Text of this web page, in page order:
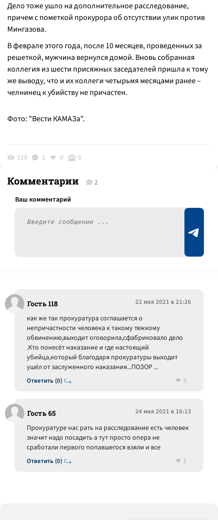
Дело тоже ушло на дополнительное расследование,
причем с пометкой прокурора об отсутствии улик против
Мингазова.
В феврале этого года, после 10 месяцев, проведенных за
решеткой, мужчина вернулся домой. Вновь собранная
коллегия из шести присяжных заседателей пришла к тому
же выводу, что и их коллеги четырьмя месяцами ранее –
челнинец к убийству не причастен.
Фото: "Вести КАМАЗа".
519 2 0 0
Комментарии 2
Гость 118 22 мая 2021 в 21:26
Ответить (0)
как же так прокуратура соглашается о
непричастности человека к такому тяжкому
обвинению,выходит оговорила,сфабриковало дело
.Кто понесёт наказание и где настоящий
убийца,который благодаря прокуратуры выходит
ушёл от заслуженного наказания...ПОЗОР ...
3
Гость 65 24 мая 2021 в 16:13
Ответить (0)
Прокуратуре нас рать на расследование есть человек
значит надо посадить а тут просто опера не
сработали первого попавшегося взяли и все
1